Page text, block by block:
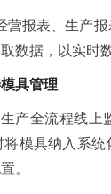
营报表、生产
数据，以实时
具管理
产全流程线上
模具纳入系
。